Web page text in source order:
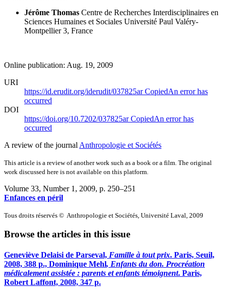
Jérôme Thomas Centre de Recherches Interdisciplinaires en
Sciences Humaines et Sociales Université Paul Valéry-
Montpellier 3, France
Online publication: Aug. 19, 2009
URI
https://id.erudit.org/iderudit/037825arCopiedAn error has
occurred
DOI
https://doi.org/10.7202/037825arCopiedAn error has
occurred
A review of the journal Anthropologie et Sociétés
This article is a review of another work such as a book or a film. The original
work discussed here is not available on this platform.
Volume 33, Number 1, 2009, p. 250–251
Enfances en péril
Tous droits réservés © Anthropologie et Sociétés, Université Laval, 2009
Browse the articles in this issue
Geneviève Delaisi de Parseval, Famille à tout prix. Paris, Seuil,
2008, 388 p., Dominique Mehl, Enfants du don. Procréation
médicalement assistée : parents et enfants témoignent. Paris,
Robert Laffont, 2008, 347 p.